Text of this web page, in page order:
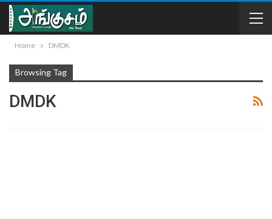
Home DMDK
Browsing Tag
DMDK